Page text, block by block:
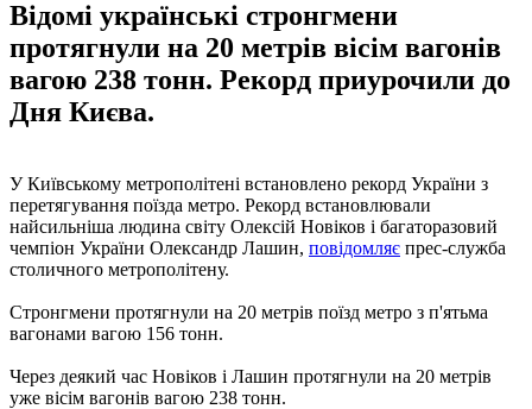
Відомі українські стронгмени
протягнули на 20 метрів вісім вагонів
вагою 238 тонн. Рекорд приурочили до
Дня Києва.
У Київському метрополітені встановлено рекорд України з
перетягування поїзда метро. Рекорд встановлювали
найсильніша людина світу Олексій Новіков і багаторазовий
чемпіон України Олександр Лашин, повідомляє прес-служба
столичного метрополітену.
Стронгмени протягнули на 20 метрів поїзд метро з п'ятьма
вагонами вагою 156 тонн.
Через деякий час Новіков і Лашин протягнули на 20 метрів
уже вісім вагонів вагою 238 тонн.